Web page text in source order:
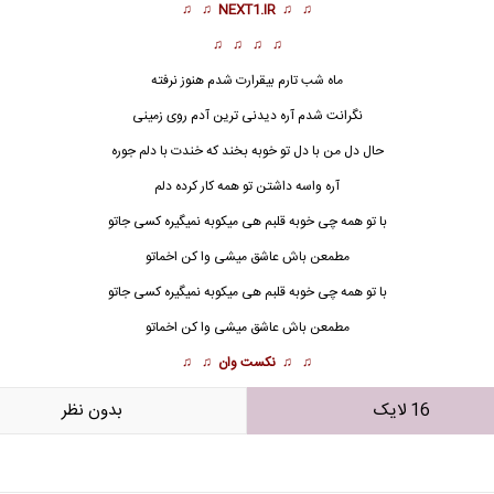
♫ ♫
NEXT1.IR
♫ ♫
♫ ♫ ♫ ♫
ماه شب تارم بیقرارت شدم هنوز نرفته
نگرانت شدم آره دیدنی ترین آدم روی زمینی
حال دل من با دل تو خوبه بخند که خندت با دلم جوره
آره واسه داشتن تو همه کار کرده دلم
با تو همه چی خوبه قلبم هی میکوبه نمیگیره کسی جاتو
مطمعن باش عاشق میشی وا کن اخماتو
با تو همه چی خوبه قلبم هی میکوبه نمیگیره کسی جاتو
مطمعن باش عاشق میشی وا کن اخماتو
♫ ♫ نکست وان ♫ ♫
16 لایک بدون نظر